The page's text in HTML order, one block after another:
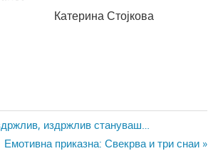
Стојкова
издржлив стануваш…
Next
Емотивна приказна: Свекрва и три снаи